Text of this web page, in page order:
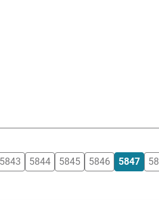
5844 5845 5846 5847